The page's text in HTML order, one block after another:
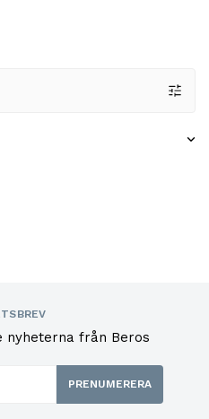
nyheterna från Beros
PRENUMERERA